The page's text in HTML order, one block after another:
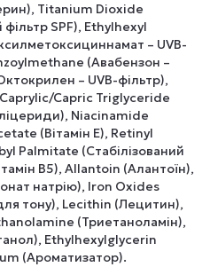
Titanium Dioxide
SPF), Ethylhexyl
– UVB-
(Авабензон –
– UVB-фільтр),
Capric Triglyceride
Niacinamide
(Вітамін Е), Retinyl
Palmitate (Стабілізований
В5), Allantoin (Алантоїн),
натрію), Iron Oxides
тону), Lecithin (Лецитин),
(Триетаноламін),
Ethylhexylglycerin
(Ароматизатор).